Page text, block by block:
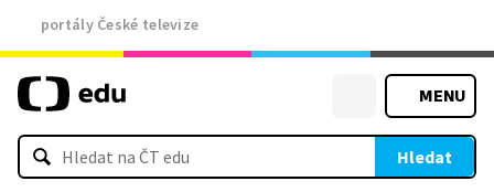
portály České televize
MENU
Hledat